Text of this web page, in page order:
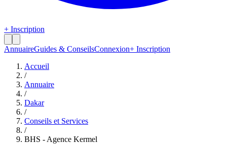
+ Inscription
AnnuaireGuides & ConseilsConnexion+ Inscription
Accueil
/
Annuaire
/
Dakar
/
Conseils et Services
/
BHS - Agence Kermel